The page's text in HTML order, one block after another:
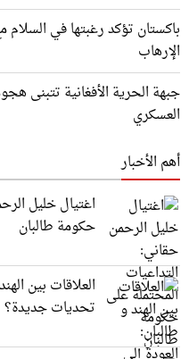
باكستان تؤكد رغبتها في
الإرهاب
جبهة الحرية الأفغانية تتبنى
العسكري
أهم الأخبار
اغتيال خليل
حكومة طالبان
العلاقات بين
تحديات جديدة؟